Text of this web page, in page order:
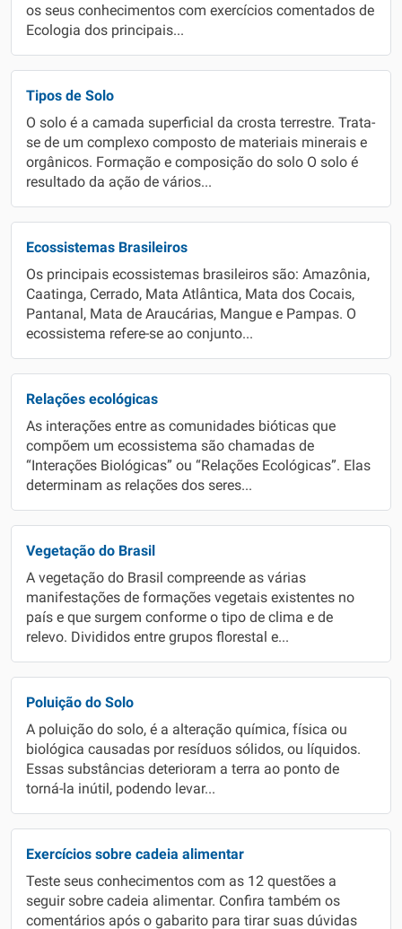
os seus conhecimentos com exercícios comentados de
Ecologia dos principais...
Tipos de Solo
O solo é a camada superficial da crosta terrestre. Trata-
se de um complexo composto de materiais minerais e
orgânicos. Formação e composição do solo O solo é
resultado da ação de vários...
Ecossistemas Brasileiros
Os principais ecossistemas brasileiros são: Amazônia,
Caatinga, Cerrado, Mata Atlântica, Mata dos Cocais,
Pantanal, Mata de Araucárias, Mangue e Pampas. O
ecossistema refere-se ao conjunto...
Relações ecológicas
As interações entre as comunidades bióticas que
compõem um ecossistema são chamadas de
“Interações Biológicas” ou “Relações Ecológicas”. Elas
determinam as relações dos seres...
Vegetação do Brasil
A vegetação do Brasil compreende as várias
manifestações de formações vegetais existentes no
país e que surgem conforme o tipo de clima e de
relevo. Divididos entre grupos florestal e...
Poluição do Solo
A poluição do solo, é a alteração química, física ou
biológica causadas por resíduos sólidos, ou líquidos.
Essas substâncias deterioram a terra ao ponto de
torná-la inútil, podendo levar...
Exercícios sobre cadeia alimentar
Teste seus conhecimentos com as 12 questões a
seguir sobre cadeia alimentar. Confira também os
comentários após o gabarito para tirar suas dúvidas